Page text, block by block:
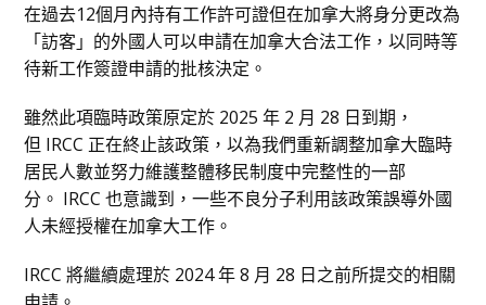
在過去12個月內持有工作許可證但在加拿大將身分更改為
「訪客」的外國人可以申請在加拿大合法工作，以同時等
待新工作簽證申請的批核決定。
雖然此項臨時政策原定於 2025 年 2 月 28 日到期，
但 IRCC 正在終止該政策，以為我們重新調整加拿大臨時
居民人數並努力維護整體移民制度中完整性的一部
分。 IRCC 也意識到，一些不良分子利用該政策誤導外國
人未經授權在加拿大工作。
IRCC 將繼續處理於 2024 年 8 月 28 日之前所提交的相關